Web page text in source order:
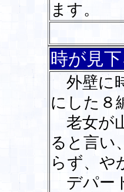
ます。
時が見
外壁に
にした８
老女が
ると言い
らず、
デパー